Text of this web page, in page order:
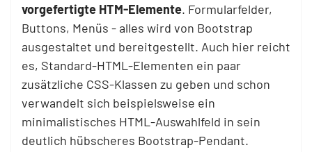
vorgefertigte HTM-Elemente. Formularfelder,
Buttons, Menüs - alles wird von Bootstrap
ausgestaltet und bereitgestellt. Auch hier reicht
es, Standard-HTML-Elementen ein paar
zusätzliche CSS-Klassen zu geben und schon
verwandelt sich beispielsweise ein
minimalistisches HTML-Auswahlfeld in sein
deutlich hübscheres Bootstrap-Pendant.